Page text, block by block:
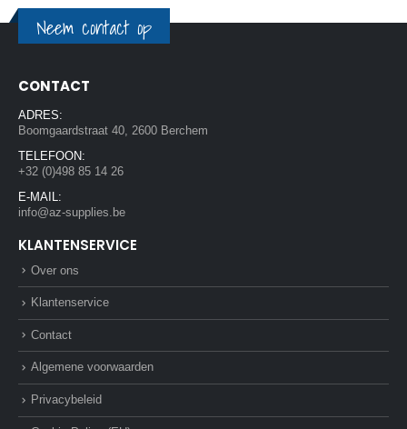
Neem contact op
CONTACT
ADRES:
Boomgaardstraat 40, 2600 Berchem
TELEFOON:
+32 (0)498 85 14 26
E-MAIL:
info@az-supplies.be
KLANTENSERVICE
Over ons
Klantenservice
Contact
Algemene voorwaarden
Privacybeleid